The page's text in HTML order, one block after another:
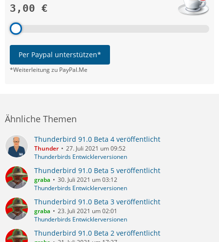
3,00 €
Per Paypal unterstützen*
*Weiterleitung zu PayPal.Me
Ähnliche Themen
Thunderbird 91.0 Beta 4 veröffentlicht
Thunder
27. Juli 2021 um 09:52
Thunderbirds Entwicklerversionen
Thunderbird 91.0 Beta 5 veröffentlicht
graba
30. Juli 2021 um 03:12
Thunderbirds Entwicklerversionen
Thunderbird 91.0 Beta 3 veröffentlicht
graba
23. Juli 2021 um 02:01
Thunderbirds Entwicklerversionen
Thunderbird 91.0 Beta 2 veröffentlicht